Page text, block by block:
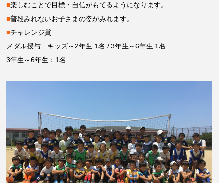
■楽しむことで目標・自信がもてるようになります。
■普段みれないお子さまの姿がみれます。
■チャレンジ賞
メダル授与：キッズ～2年生 1名 / 3年生～6年生 1名
3年生～6年生：1名